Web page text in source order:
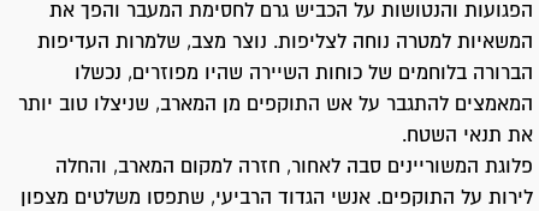
הפגועות והנטושות על הכביש גרם לחסימת המעבר והפך את
המשאיות למטרה נוחה לצליפות. נוצר מצב, שלמרות העדיפות
הברורה בלוחמים של כוחות השיירה שהיו מפוזרים, נכשלו
המאמצים להתגבר על אש התוקפים מן המארב, שניצלו טוב יותר
את תנאי השטח.
פלוגת המשוריינים סבה לאחור, חזרה למקום המארב, והחלה
לירות על התוקפים. אנשי הגדוד הרביעי, שתפסו משלטים מצפון